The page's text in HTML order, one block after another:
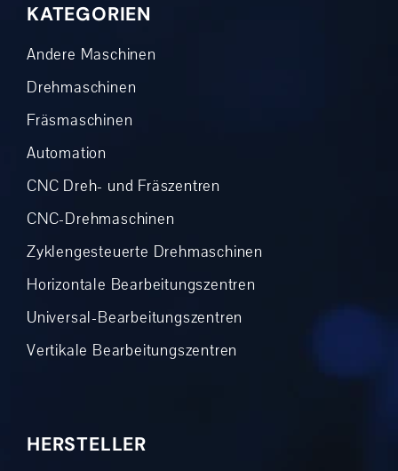
KATEGORIEN
Andere Maschinen
Drehmaschinen
Fräsmaschinen
Automation
CNC Dreh- und Fräszentren
CNC-Drehmaschinen
Zyklengesteuerte Drehmaschinen
Horizontale Bearbeitungszentren
Universal-Bearbeitungszentren
Vertikale Bearbeitungszentren
HERSTELLER